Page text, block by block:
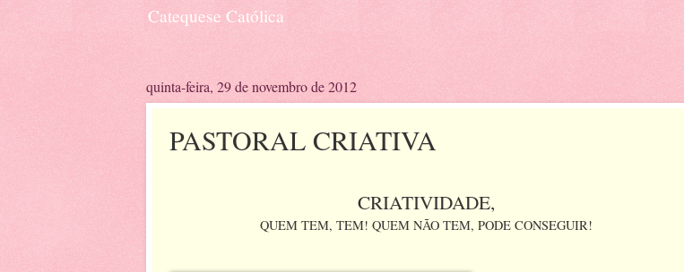
Catequese Católica
quinta-feira, 29 de novembro de 2012
PASTORAL CRIATIVA
CRIATIVIDADE,
QUEM TEM, TEM! QUEM NÃO TEM, PODE CONSEGUIR!